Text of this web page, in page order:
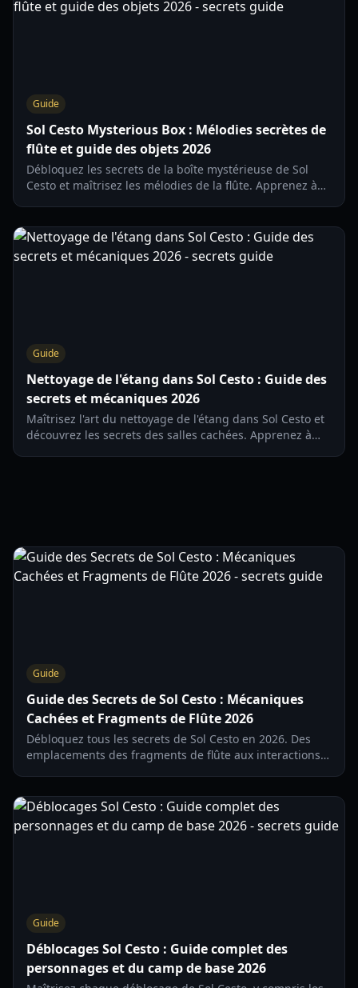
Guide
Sol Cesto Mysterious Box : Mélodies secrètes de
flûte et guide des objets 2026
Débloquez les secrets de la boîte mystérieuse de Sol
Cesto et maîtrisez les mélodies de la flûte. Apprenez à
Guide
Nettoyage de l'étang dans Sol Cesto : Guide des
secrets et mécaniques 2026
Maîtrisez l'art du nettoyage de l'étang dans Sol Cesto et
découvrez les secrets des salles cachées. Apprenez à
Guide
Guide des Secrets de Sol Cesto : Mécaniques
Cachées et Fragments de Flûte 2026
Débloquez tous les secrets de Sol Cesto en 2026. Des
emplacements des fragments de flûte aux interactions
Guide
Déblocages Sol Cesto : Guide complet des
personnages et du camp de base 2026